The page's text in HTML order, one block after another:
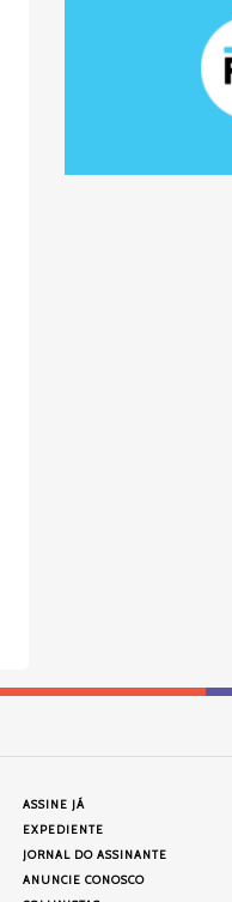
ASSINE JÁ
EXPEDIENTE
JORNAL DO ASSINANTE
ANUNCIE CONOSCO